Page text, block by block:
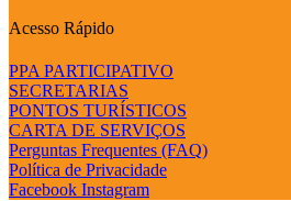
Acesso Rápido
PPA PARTICIPATIVO
SECRETARIAS
PONTOS TURÍSTICOS
CARTA DE SERVIÇOS
Perguntas Frequentes (FAQ)
Política de Privacidade
Facebook Instagram